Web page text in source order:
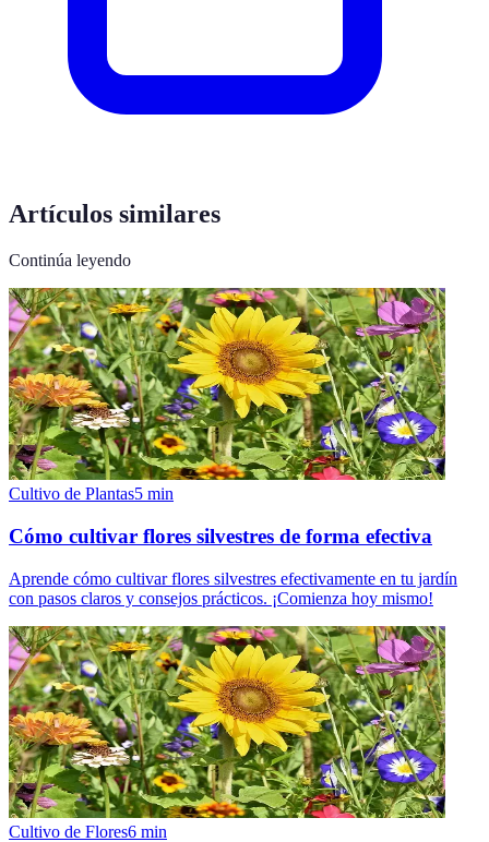
Artículos similares
Continúa leyendo
Cultivo de Plantas5 min
Cómo cultivar flores silvestres de forma efectiva
Aprende cómo cultivar flores silvestres efectivamente en tu jardín
con pasos claros y consejos prácticos. ¡Comienza hoy mismo!
Cultivo de Flores6 min